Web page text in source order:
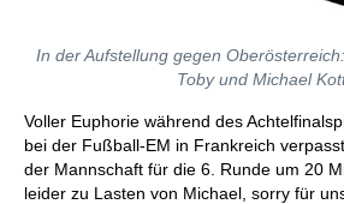
In der Aufstellung gegen
Toby und Michael
Voller Euphorie während des
bei der Fußball-EM in Frankreich
der Mannschaft für die 6. Runde um 20
leider zu Lasten von Michael, sorry für